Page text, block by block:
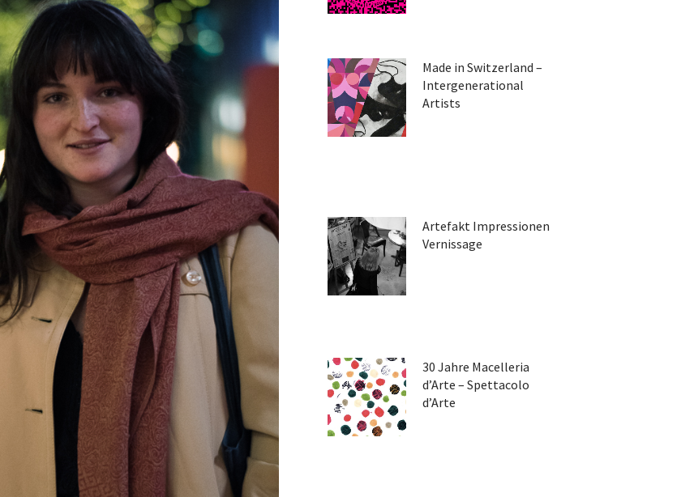
Made in Switzerland –
Intergenerational
Artists
Artefakt Impressionen
Vernissage
30 Jahre Macelleria
d’Arte – Spettacolo
d’Arte